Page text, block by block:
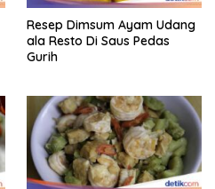
Resep Dimsum Ayam Udang
ala Resto Di Saus Pedas
Gurih